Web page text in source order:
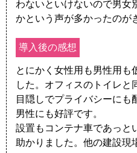
わないといけないので男女
かという声が多かったのが
導入後の感想
とにかく女性用も男性用も
した。オフィスのトイレと
目隠しでプライバシーにも
男性にも好評です。
設置もコンテナ車であっと
助かりました。他の建設現